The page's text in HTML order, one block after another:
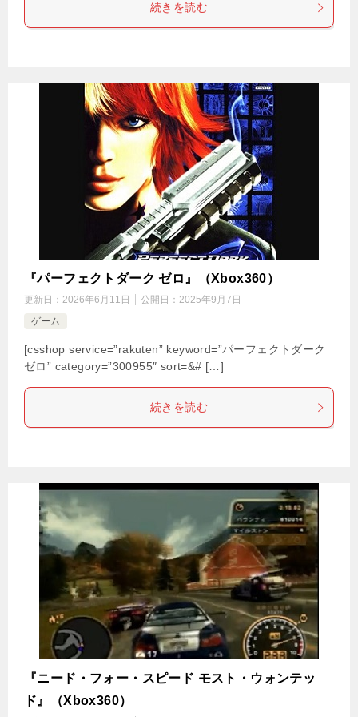
続きを読む
『パーフェクトダーク ゼロ』（Xbox360）
更新日： 2026年6月11日 公開日： 2025年9月7日
ゲーム
[csshop service=”rakuten” keyword=”パーフェクトダーク
ゼロ” category=”300955″ sort=&# […]
続きを読む
『ニード・フォー・スピード モスト・ウォンテッ
ド』（Xbox360）